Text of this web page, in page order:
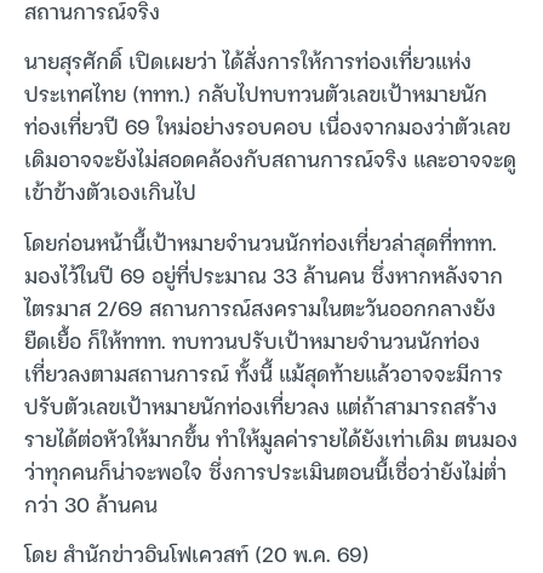
สถานการณ์จริง
นายสุรศักดิ์ เปิดเผยว่า ได้สั่งการให้การท่องเที่ยวแห่ง
ประเทศไทย (ททท.) กลับไปทบทวนตัวเลขเป้าหมายนัก
ท่องเที่ยวปี 69 ใหม่อย่างรอบคอบ เนื่องจากมองว่าตัวเลข
เดิมอาจจะยังไม่สอดคล้องกับสถานการณ์จริง และอาจจะดู
เข้าข้างตัวเองเกินไป
โดยก่อนหน้านี้เป้าหมายจำนวนนักท่องเที่ยวล่าสุดที่ททท.
มองไว้ในปี 69 อยู่ที่ประมาณ 33 ล้านคน ซึ่งหากหลังจาก
ไตรมาส 2/69 สถานการณ์สงครามในตะวันออกกลางยัง
ยืดเยื้อ ก็ให้ททท. ทบทวนปรับเป้าหมายจำนวนนักท่อง
เที่ยวลงตามสถานการณ์ ทั้งนี้ แม้สุดท้ายแล้วอาจจะมีการ
ปรับตัวเลขเป้าหมายนักท่องเที่ยวลง แต่ถ้าสามารถสร้าง
รายได้ต่อหัวให้มากขึ้น ทำให้มูลค่ารายได้ยังเท่าเดิม ตนมอง
ว่าทุกคนก็น่าจะพอใจ ซึ่งการประเมินตอนนี้เชื่อว่ายังไม่ต่ำ
กว่า 30 ล้านคน
โดย สำนักข่าวอินโฟเควสท์ (20 พ.ค. 69)